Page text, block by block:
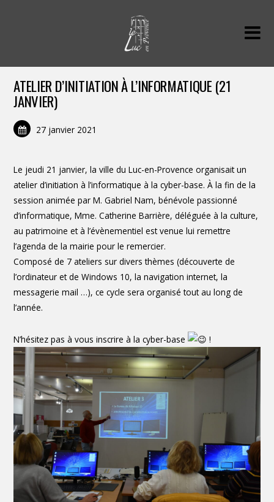
ATELIER D’INITIATION À L’INFORMATIQUE (21
JANVIER)
27 janvier 2021
Le jeudi 21 janvier, la ville du Luc-en-Provence organisait un
atelier d’initiation à l’informatique à la cyber-base. À la fin de la
session animée par M. Gabriel Nam, bénévole passionné
d’informatique, Mme. Catherine Barrière, déléguée à la culture,
au patrimoine et à l’évènementiel est venue lui remettre
l’agenda de la mairie pour le remercier.
Composé de 7 ateliers sur divers thèmes (découverte de
l’ordinateur et de Windows 10, la navigation internet, la
messagerie mail …), ce cycle sera organisé tout au long de
l’année.
N’hésitez pas à vous inscrire à la cyber-base !